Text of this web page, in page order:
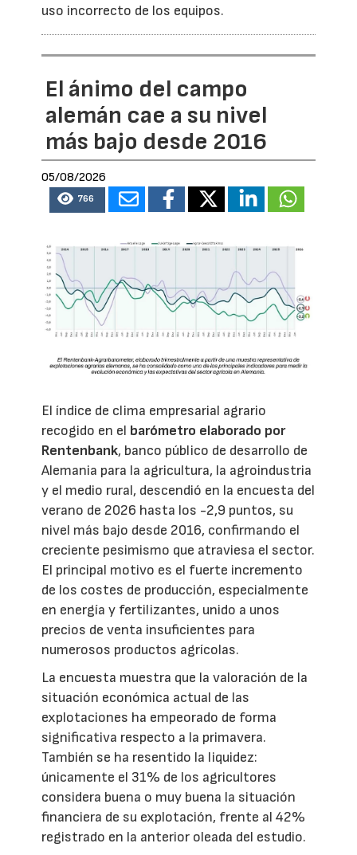
uso incorrecto de los equipos.
El ánimo del campo
alemán cae a su nivel
más bajo desde 2016
05/08/2026
766
El índice de clima empresarial agrario
recogido en el barómetro elaborado por
Rentenbank, banco público de desarrollo de
Alemania para la agricultura, la agroindustria
y el medio rural, descendió en la encuesta del
verano de 2026 hasta los -2,9 puntos, su
nivel más bajo desde 2016, confirmando el
creciente pesimismo que atraviesa el sector.
El principal motivo es el fuerte incremento
de los costes de producción, especialmente
en energía y fertilizantes, unido a unos
precios de venta insuficientes para
numerosos productos agrícolas.
La encuesta muestra que la valoración de la
situación económica actual de las
explotaciones ha empeorado de forma
significativa respecto a la primavera.
También se ha resentido la liquidez:
únicamente el 31% de los agricultores
considera buena o muy buena la situación
financiera de su explotación, frente al 42%
registrado en la anterior oleada del estudio.